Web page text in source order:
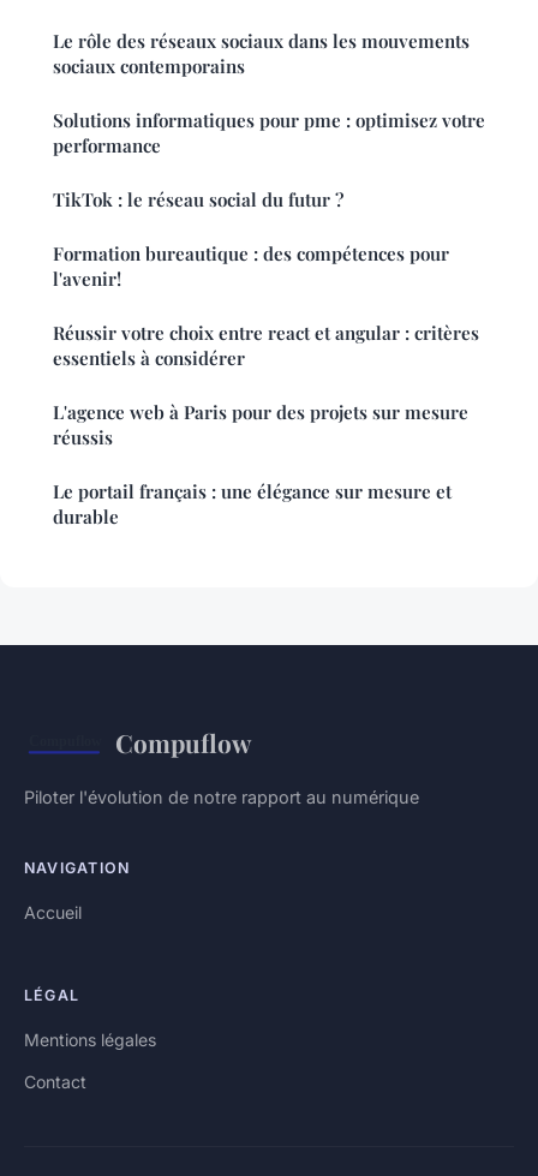
Le rôle des réseaux sociaux dans les mouvements
sociaux contemporains
Solutions informatiques pour pme : optimisez votre
performance
TikTok : le réseau social du futur ?
Formation bureautique : des compétences pour
l'avenir!
Réussir votre choix entre react et angular : critères
essentiels à considérer
L'agence web à Paris pour des projets sur mesure
réussis
Le portail français : une élégance sur mesure et
durable
Compuflow
Piloter l'évolution de notre rapport au numérique
NAVIGATION
Accueil
LÉGAL
Mentions légales
Contact